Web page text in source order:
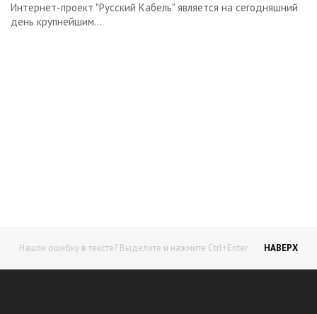
Интернет-проект "Русский Кабель" является на сегодняшний
день крупнейшим...
Нашли ошибку в тексте? Выделите и нажмите Ctrl+Enter НАВЕРХ